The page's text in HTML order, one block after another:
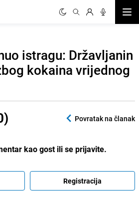
istragu: Državljanin
kokaina vrijednog
Povratak na članak
kao gost ili se prijavite.
Registracija